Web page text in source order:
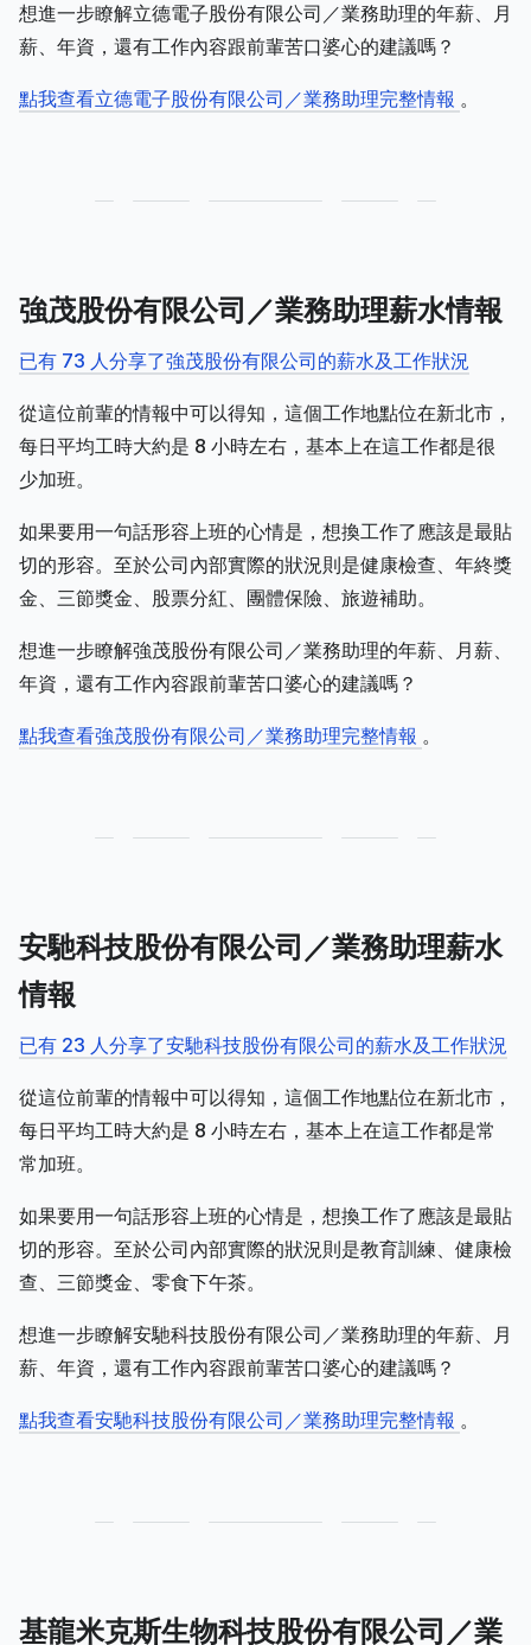
想進一步瞭解立德電子股份有限公司／業務助理的年薪、月
薪、年資，還有工作內容跟前輩苦口婆心的建議嗎？
點我查看立德電子股份有限公司／業務助理完整情報 。
強茂股份有限公司／業務助理薪水情報
已有 73 人分享了強茂股份有限公司的薪水及工作狀況
從這位前輩的情報中可以得知，這個工作地點位在新北市，
每日平均工時大約是 8 小時左右，基本上在這工作都是很
少加班。
如果要用一句話形容上班的心情是，想換工作了應該是最貼
切的形容。至於公司內部實際的狀況則是健康檢查、年終獎
金、三節獎金、股票分紅、團體保險、旅遊補助。
想進一步瞭解強茂股份有限公司／業務助理的年薪、月薪、
年資，還有工作內容跟前輩苦口婆心的建議嗎？
點我查看強茂股份有限公司／業務助理完整情報 。
安馳科技股份有限公司／業務助理薪水
情報
已有 23 人分享了安馳科技股份有限公司的薪水及工作狀況
從這位前輩的情報中可以得知，這個工作地點位在新北市，
每日平均工時大約是 8 小時左右，基本上在這工作都是常
常加班。
如果要用一句話形容上班的心情是，想換工作了應該是最貼
切的形容。至於公司內部實際的狀況則是教育訓練、健康檢
查、三節獎金、零食下午茶。
想進一步瞭解安馳科技股份有限公司／業務助理的年薪、月
薪、年資，還有工作內容跟前輩苦口婆心的建議嗎？
點我查看安馳科技股份有限公司／業務助理完整情報 。
基龍米克斯生物科技股份有限公司／業